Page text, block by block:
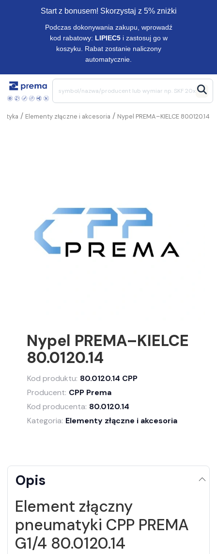
Start z bonusem! Skorzystaj z 5% zniżki
Podczas dokonywania zakupu, wprowadź
kod rabatowy: LIPIEC5 i zastosuj go w
koszyku. Rabat zostanie naliczony
automatycznie.
Nypel PREMA–KIELCE 80.0120.14
/
Elementy złączne i akcesoria
/
Nypel PREMA–KIELCE
80.0120.14
Kod produktu: 80.0120.14 CPP
Producent: CPP Prema
Kod producenta: 80.0120.14
Kategoria: Elementy złączne i akcesoria
Opis
Element złączny
pneumatyki CPP PREMA
G1/4 80.0120.14